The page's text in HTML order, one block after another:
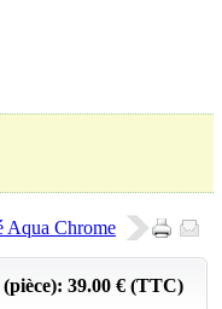
Aqua Chrome
39.00 € (TTC)